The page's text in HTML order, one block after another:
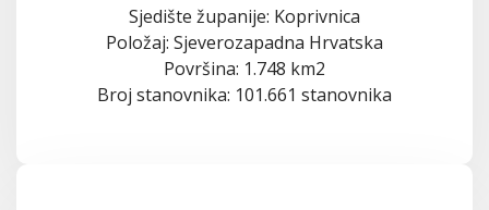
Sjedište županije: Koprivnica
Položaj: Sjeverozapadna Hrvatska
Površina: 1.748 km2
Broj stanovnika: 101.661 stanovnika